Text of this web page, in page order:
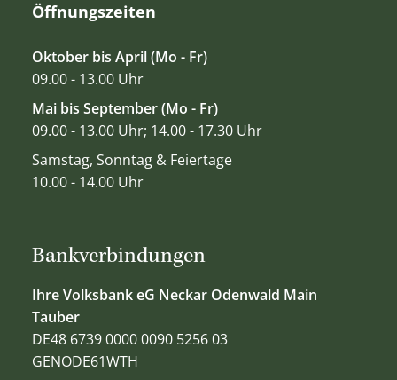
Bankverbindungen
Ihre Volksbank eG Neckar Odenwald Main
Tauber
DE48 6739 0000 0090 5256 03
GENODE61WTH
Öffnungszeiten
Oktober bis April (Mo - Fr)
09.00 - 13.00 Uhr
Mai bis September (Mo - Fr)
09.00 - 13.00 Uhr; 14.00 - 17.30 Uhr
Samstag, Sonntag & Feiertage
10.00 - 14.00 Uhr